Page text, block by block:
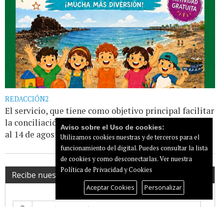
REDACCIÓN2
El servicio, que tiene como objetivo principal facilitar
la conciliación familiar, se desarrollará del 6 de julio
al 14 de agosto, de lunes a [...]Leer más...
Recibe nuestro newsletter
Aviso sobre el Uso de cookies:
Utilizamos cookies nuestras y de terceros para el
funcionamiento del digital. Puedes consultar la lista
de cookies y como desconectarlas.Ver nuestra
Política de Privacidad y Cookies
Aceptar Cookies Personalizar